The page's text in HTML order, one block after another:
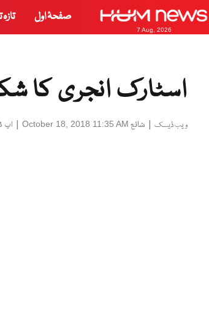
7 Aug, 2026
صفحۂ اول
اسٹارک انجری
ویب ڈیسک | شائع October 18, 2018 11:35 AM
| اپ